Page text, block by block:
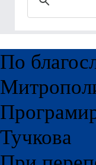
По
Тучкова